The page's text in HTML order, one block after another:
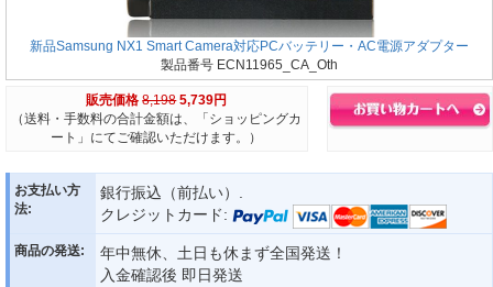
新品Samsung NX1 Smart Camera対応PCバッテリー・AC電源アダプター
製品番号 ECN11965_CA_Oth
販売価格 8,198 5,739円
（送料・手数料の合計金額は、「ショッピングカ
ート」にてご確認いただけます。）
お支払い方
法:
銀行振込（前払い）.
クレジットカード:
商品の発送:
年中無休、土日も休まず全国発送！
入金確認後 即日発送